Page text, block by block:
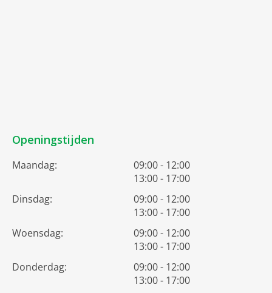
Openingstijden
Maandag:
09:00 - 12:00
13:00 - 17:00
Dinsdag:
09:00 - 12:00
13:00 - 17:00
Woensdag:
09:00 - 12:00
13:00 - 17:00
Donderdag:
09:00 - 12:00
13:00 - 17:00